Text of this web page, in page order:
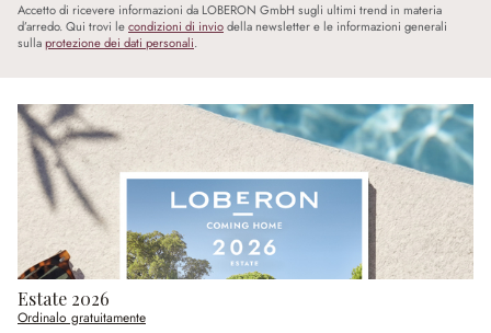
Accetto di ricevere informazioni da LOBERON GmbH sugli ultimi trend in materia
d’arredo. Qui trovi lecondizioni di inviodella newsletter e le informazioni generali
sullaprotezione dei dati personali.
Estate 2026
Ordinalo gratuitamente